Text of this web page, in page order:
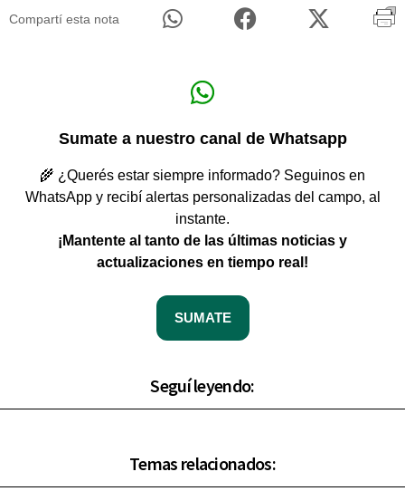
Compartí esta nota
Sumate a nuestro canal de Whatsapp
🌾 ¿Querés estar siempre informado? Seguinos en
WhatsApp y recibí alertas personalizadas del campo, al
instante.
¡Mantente al tanto de las últimas noticias y
actualizaciones en tiempo real!
SUMATE
Seguí leyendo:
Temas relacionados: